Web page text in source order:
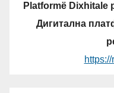
Platformë Dixhitale
Дигитална